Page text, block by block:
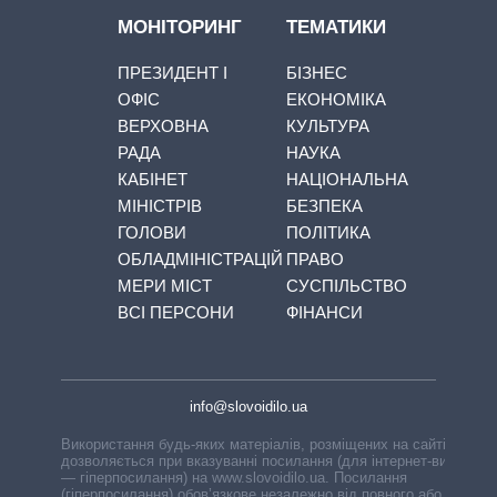
МОНІТОРИНГ
ПРЕЗИДЕНТ І
ОФІС
ВЕРХОВНА
РАДА
КАБІНЕТ
МІНІСТРІВ
ГОЛОВИ
ОБЛАДМІНІСТРАЦІЙ
МЕРИ МІСТ
ВСІ ПЕРСОНИ
ТЕМАТИКИ
БІЗНЕС
ЕКОНОМІКА
КУЛЬТУРА
НАУКА
НАЦІОНАЛЬНА
БЕЗПЕКА
ПОЛІТИКА
ПРАВО
СУСПІЛЬСТВО
ФІНАНСИ
info@slovoidilo.ua
Використання будь-яких матеріалів, розміщених на сайті,
дозволяється при вказуванні посилання (для інтернет-видань
— гіперпосилання) на www.slovoidilo.ua. Посилання